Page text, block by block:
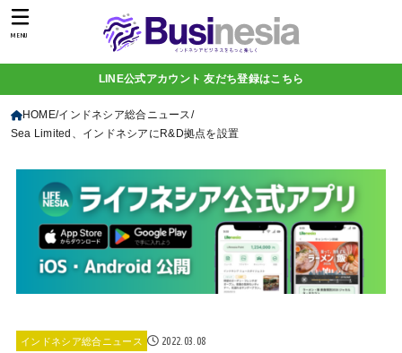
MENU
LINE公式アカウント 友だち登録はこちら
HOME インドネシア総合ニュース
Sea Limited、インドネシアにR&D拠点を設置
インドネシア総合ニュース 2022.03.08